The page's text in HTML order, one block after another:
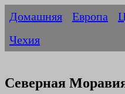
Домашняя Европа
Чехия
Северная